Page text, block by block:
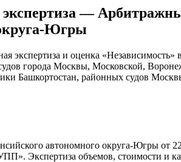
экспертиза —
Югры
экспертиза и оценка «Независимость»
города Москвы, Московской,
Башкортостан, районных судов
автономного округа-Югры от
Экспертиза объемов, стоимости и